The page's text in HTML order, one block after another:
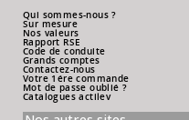
Qui sommes-nous ?
Sur mesure
Nos valeurs
Rapport RSE
Code de conduite
Grands comptes
Contactez-nous
Votre 1ére commande
Mot de passe oublié ?
Catalogues actilev